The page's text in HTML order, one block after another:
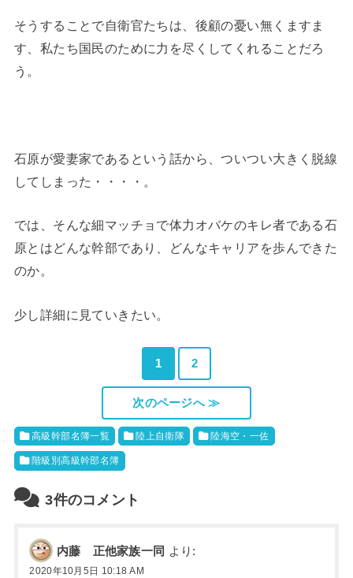
そうすることで自衛官たちは、後顧の憂い無くますま
す、私たち国民のために力を尽くしてくれることだろ
う。
石原が愛妻家であるという話から、ついつい大きく脱線
してしまった・・・・。
では、そんな細マッチョで体力オバケのキレ者である石
原とはどんな幹部であり、どんなキャリアを歩んできた
のか。
少し詳細に見ていきたい。
1 2
次のページへ ≫
高級幹部名簿一覧 陸上自衛隊 陸海空・一佐
階級別高級幹部名簿
3件のコメント
内藤 正他家族一同 より:
2020年10月5日 10:18 AM